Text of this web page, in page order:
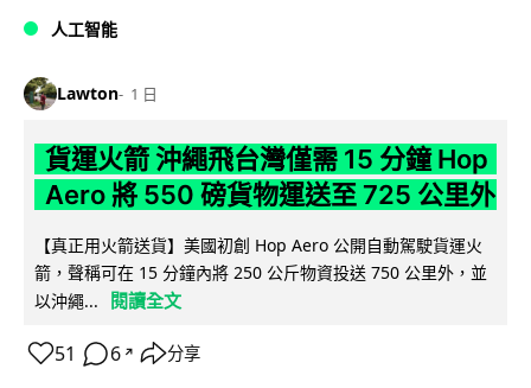
人工智能
Lawton 1 日
貨運火箭 沖繩飛台灣僅需 15 分鐘 Hop
Aero 將 550 磅貨物運送至 725 公里外
【真正用火箭送貨】美國初創 Hop Aero 公開自動駕駛貨運火
箭，聲稱可在 15 分鐘內將 250 公斤物資投送 750 公里外，並
以沖繩...
閱讀全文
51 6 ↗ 分享